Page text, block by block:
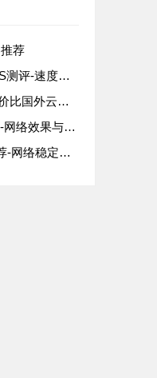
荐
与稳定性解析
外云服务器
与性价比分析
定且价格便宜